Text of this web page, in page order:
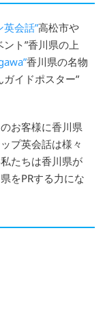
英会話”高松市や
ト”香川県の上
香川県の名物
イドポスター”
お客様に香川県
プ英会話は様々
たちは香川県が
をPRする力にな